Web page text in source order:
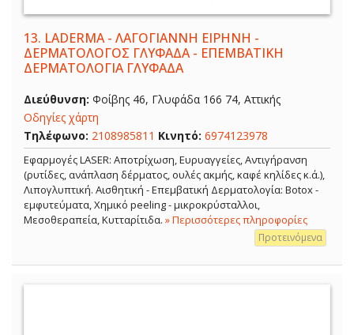
13. LADERMA - ΛΑΓΟΓΙΑΝΝΗ ΕΙΡΗΝΗ -
ΔΕΡΜΑΤΟΛΟΓΟΣ ΓΛΥΦΑΔΑ - ΕΠΕΜΒΑΤΙΚΗ
ΔΕΡΜΑΤΟΛΟΓΙΑ ΓΛΥΦΑΔΑ
Διεύθυνση: Φοίβης 46, Γλυφάδα 166 74, Αττικής
Οδηγίες χάρτη
Τηλέφωνο: 2108985811 Κινητό: 6974123978
Εφαρμογές LASER: Αποτρίχωση, Ευρυαγγείες, Αντιγήρανση
(ρυτίδες, ανάπλαση δέρματος, ουλές ακμής, καφέ κηλίδες κ.ά.),
Λιπογλυπτική. Αισθητική - Επεμβατική Δερματολογία: Botox -
εμφυτεύματα, Χημικό peeling - μικροκρύσταλλοι,
Μεσοθεραπεία, Κυτταρίτιδα. » Περισσότερες πληροφορίες
Προτεινόμενα